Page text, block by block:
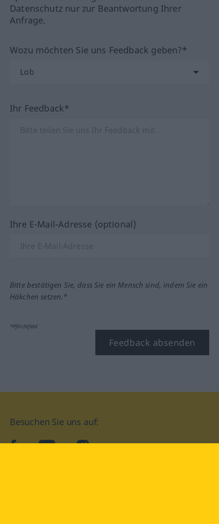
Datenschutz nur zur Beantwortung Ihrer
Anfrage.
Wozu möchten Sie uns Feedback geben?*
Ihr Feedback*
Ihre E-Mail-Adresse (optional)
Bitte bestätigen Sie, dass Sie ein Mensch sind, indem Sie ein
Häkchen setzen.*
*Pflichtfeld
Feedback absenden
Besuchen Sie uns auf:
facebookYouTube Instagram